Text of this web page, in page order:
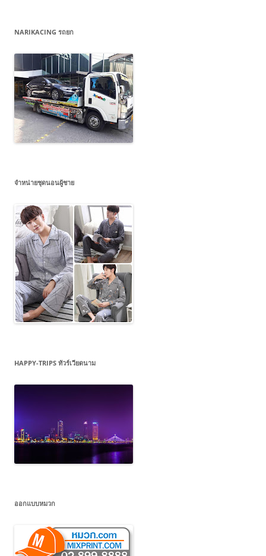
NARIKACING รถยก
จำหน่ายชุดนอนผู้ชาย
HAPPY-TRIPS ทัวร์เวียดนาม
ออกแบบหมวก